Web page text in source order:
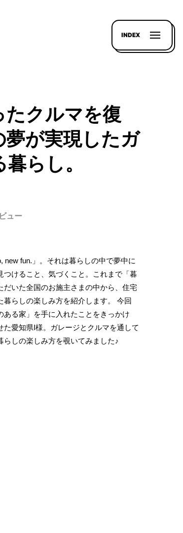
INDEX
たクルマを復
夢が実現したガ
らし。
ュー
new fun.」。それは暮らしの中で夢中に
つけること、気づくこと。これまで「暮
だいた全国のお施主さまの中から、住宅
らしの楽しみ方を紹介します。 今回
ある家」を手に入れたことをきっかけ
愛知県I様。ガレージとクルマを通して
らしの楽しみ方を覗いてみました♪